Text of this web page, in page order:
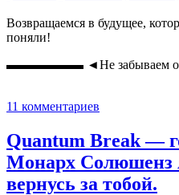
Возвращаемся в будущее,
поняли!
▬▬▬▬▬▬ ◄Не забываем
11 комментариев
Quantum Break —
Монарх Солюшенз
вернусь за тобой.